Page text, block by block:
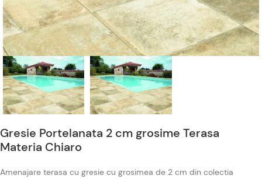
Gresie Portelanata 2 cm grosime Terasa
Materia Chiaro
Amenajare terasa cu gresie cu grosimea de 2 cm din colectia